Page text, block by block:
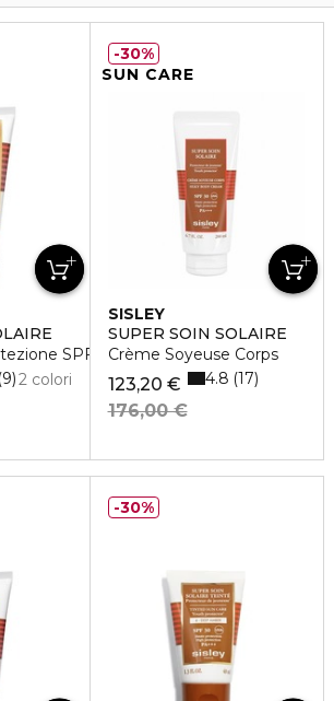
SPF30
2 colori
9
SUN CARE
SISLEY
SUPER SOIN SOLAIRE
Crème Soyeuse Corps
123,20 €
176,00 €
4.8 17
30%
30%